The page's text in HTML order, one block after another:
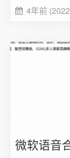
4年前
微软语音